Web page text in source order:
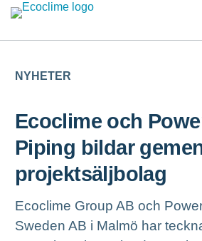
NYHETER
Ecoclime och
Piping bildar
projektsäljbolag
Ecoclime Group AB och
Sweden AB i Malmö har